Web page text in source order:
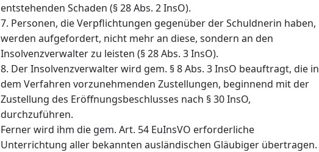
entstehenden Schaden (§ 28 Abs. 2 InsO).
7. Personen, die Verpflichtungen gegenüber der Schuldnerin haben,
werden aufgefordert, nicht mehr an diese, sondern an den
Insolvenzverwalter zu leisten (§ 28 Abs. 3 InsO).
8. Der Insolvenzverwalter wird gem. § 8 Abs. 3 InsO beauftragt, die in
dem Verfahren vorzunehmenden Zustellungen, beginnend mit der
Zustellung des Eröffnungsbeschlusses nach § 30 InsO,
durchzuführen.
Ferner wird ihm die gem. Art. 54 EuInsVO erforderliche
Unterrichtung aller bekannten ausländischen Gläubiger übertragen.